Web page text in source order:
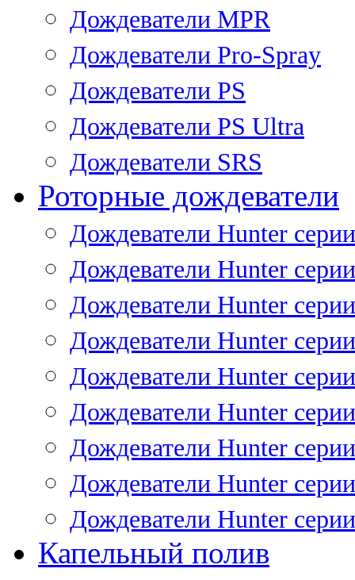
Дождеватели MPR
Дождеватели Pro-Spray
Дождеватели PS
Дождеватели PS Ultra
Дождеватели SRS
Роторные дождеватели
Дождеватели Hunter
Дождеватели Hunter
Дождеватели Hunter
Дождеватели Hunter
Дождеватели Hunter
Дождеватели Hunter
Дождеватели Hunter
Дождеватели Hunter
Дождеватели Hunter
Капельный полив